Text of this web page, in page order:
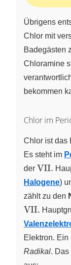
Übrigens
Chlor mit
Badegästen
Chloramine
bekommen
Chlor im
Chlor ist das
Es steht im
der VII.
Halogene)
zählt zu den
\text{VII.}
VII.
Elektron.
Radikal.